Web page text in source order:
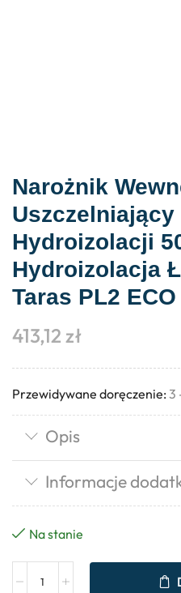
Narożnik
Uszczelniający
Hydroizolacji
Hydroizolacja
Taras PL2
413,12 zł
Przewidywane doręczenie: 3
Opis
Informacje
Na stanie